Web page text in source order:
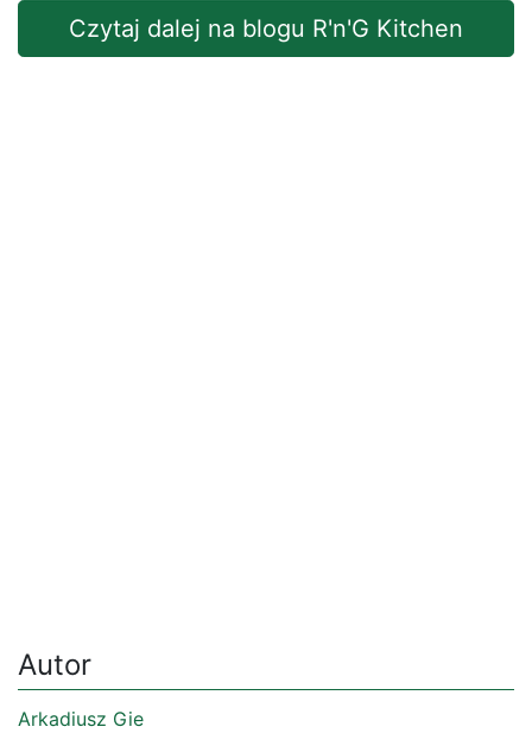
Czytaj dalej na blogu R'n'G Kitchen
Autor
Arkadiusz Gie